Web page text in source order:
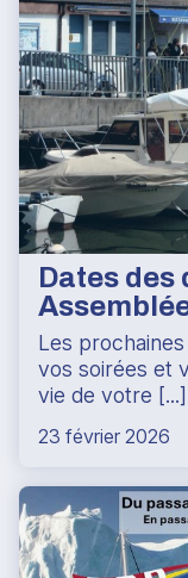
Dates
Les
vos soirées et
vie de votre [...]
23 février 2026